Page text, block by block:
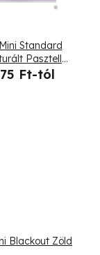
Standard
Pasztell
Ft-tól
Blackout Zöld